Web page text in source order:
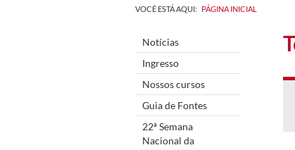
VOCÊ ESTÁ AQUI: PÁGINA INICIAL
Notícias
Ingresso
Nossos cursos
Guia de Fontes
22ª Semana
Nacional da